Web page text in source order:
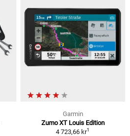
Garmin
Zumo XT Louis Edition
4 723,66 kr1